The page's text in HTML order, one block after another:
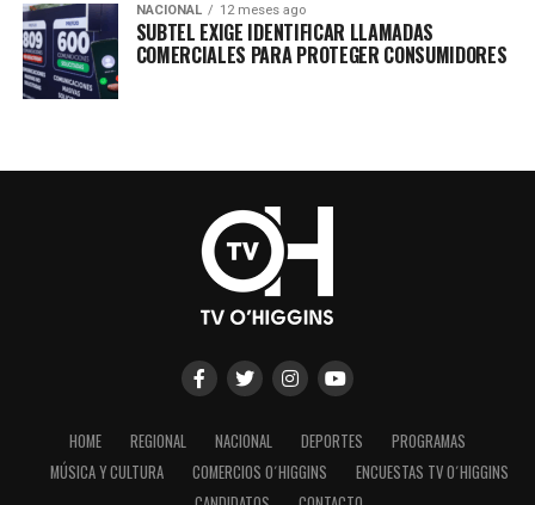
NACIONAL 12 meses ago
SUBTEL EXIGE IDENTIFICAR LLAMADAS
COMERCIALES PARA PROTEGER CONSUMIDORES
HOME REGIONAL NACIONAL DEPORTES
PROGRAMAS
MÚSICA Y CULTURA
COMERCIOS O´HIGGINS
ENCUESTAS TV O´HIGGINS